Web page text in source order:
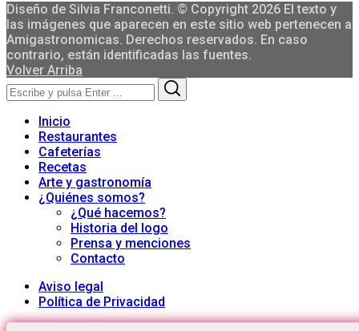
Diseño de Silvia Franconetti. © Copyright 2026 El texto y
las imágenes que aparecen en este sitio web pertenecen a
Amigastronomicas. Derechos reservados. En caso
contrario, están identificadas las fuentes.
Volver Arriba
Search
for:
Inicio
Restaurantes
Cafeterías
Recetas
Arte y gastronomía
¿Quiénes somos?
¿Qué hacemos?
Historia del logo
Prensa y menciones
Contacto
Aviso legal
Política de Privacidad